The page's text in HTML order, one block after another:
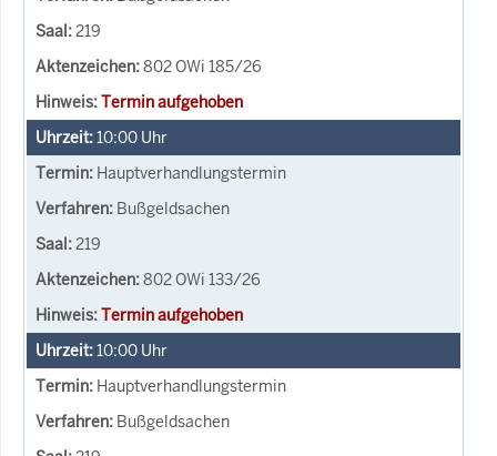
219
802 OWi 185/26
Termin aufgehoben
10:00 Uhr
Hauptverhandlungstermin
Bußgeldsachen
219
802 OWi 133/26
Termin aufgehoben
10:00 Uhr
Hauptverhandlungstermin
Bußgeldsachen